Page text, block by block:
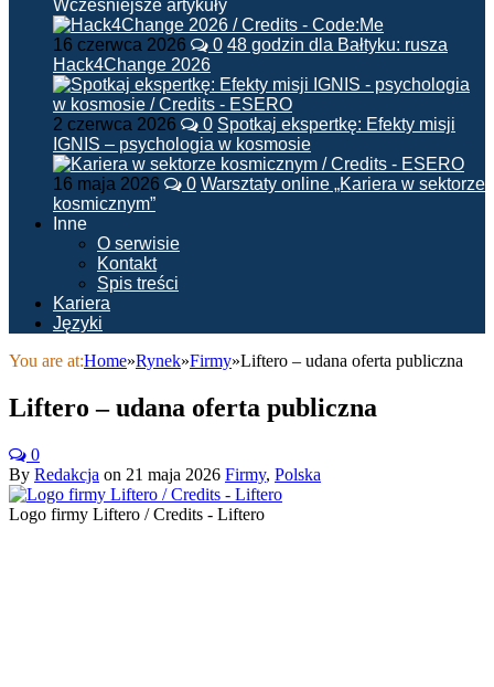
Wcześniejsze artykuły
16 czerwca 2026 0 48 godzin dla Bałtyku: rusza
Hack4Change 2026
2 czerwca 2026 0 Spotkaj ekspertkę: Efekty misji
IGNIS – psychologia w kosmosie
16 maja 2026 0 Warsztaty online „Kariera w sektorze
kosmicznym”
Inne
O serwisie
Kontakt
Spis treści
Kariera
Języki
You are at:Home»Rynek»Firmy»Liftero – udana oferta publiczna
Liftero – udana oferta publiczna
0
By Redakcja on 21 maja 2026 Firmy, Polska
Logo firmy Liftero / Credits - Liftero